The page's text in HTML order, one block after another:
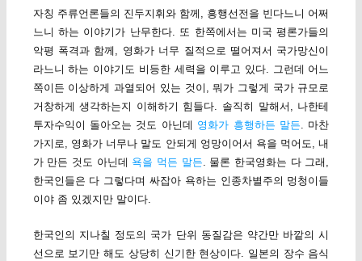
자칭 주류언론들의 진두지휘와 함께, 흥행선전을 빈다느니 어쩌
느니 하는 이야기가 난무한다. 또 한쪽에서는 미국 평론가들의
악평 폭격과 함께, 영화가 너무 질적으로 떨어져서 국가망신이
라느니 하는 이야기도 비등한 세력을 이루고 있다. 그런데 어느
쪽이든 이상하게 과열되어 있는 것이, 뭐가 그렇게 국가 규모로
거창하게 생각하는지 이해하기 힘들다. 솔직히 말해서, 나한테
투자수익이 돌아오는 것도 아닌데 영화가 흥행하든 말든. 마찬
가지로, 영화가 너무나 말도 안되게 엉망이어서 욕을 먹어도, 내
가 만든 것도 아닌데 욕을 먹든 말든. 물론 한국영화는 다 그래,
한국인들은 다 그렇다며 싸잡아 욕하는 인종차별주의 멍청이들
이야 좀 있겠지만 말이다.
한국인의 지나칠 정도의 국가 단위 동질감은 약간만 바깥의 시
선으로 보기만 해도 상당히 신기한 현상이다. 일본의 장수 음식